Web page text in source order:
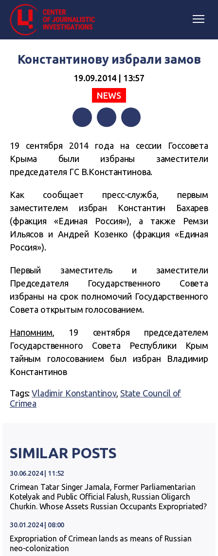
Константинову избрали замов
19.09.2014 | 13:57
NEWS
19 сентября 2014 года на сессии Госсовета
Крыма были избраны заместители
председателя ГС В.Константинова.
Как сообщает пресс-служба, первым
заместителем избран Константин Бахарев
(фракция «Единая Россия»), а также Ремзи
Ильясов и Андрей Козенко (фракция «Единая
Россия»).
Первый заместитель и заместители
Председателя Государственного Совета
избраны на срок полномочий Государственного
Совета открытым голосованием.
Напомним, 19 сентября председателем
Государственного Совета Республики Крым
тайным голосованием был избран Владимир
Константинов
Tags:Vladimir Konstantinov, State Council of
Crimea
SIMILAR POSTS
30.06.2024 | 11:52
Crimean Tatar Singer Jamala, Former Parliamentarian
Kotelyak and Public Official Falush, Russian Oligarch
Churkin. Whose Assets Russian Occupants Expropriated?
30.01.2024 | 08:00
Expropriation of Crimean lands as means of Russian
neo-colonization